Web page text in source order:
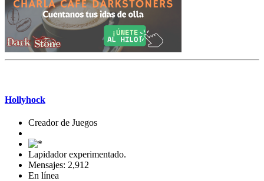
Hollyhock
Creador de Juegos
Lapidador experimentado.
Mensajes: 2,912
En línea